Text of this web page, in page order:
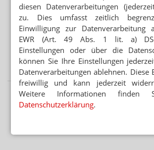
diesen Datenverarbeitungen
zu. Dies umfasst zeitlich
Einwilligung zur Datenverarbeitung
EWR (Art. 49 Abs. 1 lit. a) DS-
Einstellungen oder über die
können Sie Ihre Einstellungen
Datenverarbeitungen ablehnen. Diese
freiwillig und kann jederzeit
Weitere Informationen
Datenschutzerklärung.
Corona: Sommerwelle ist da
„PANDEMIE DER UNGEIMPFTEN“
RKI-Protokolle bringen Spahn unter
VIRUSVARIANTE JN.1
Ab August: Neuer Covid-Impfstoff